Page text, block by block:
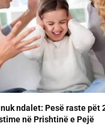
ndalet: Pesë raste pët
në Prishtinë e Pejë